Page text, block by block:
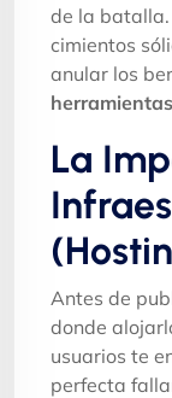
de la
cimientos
anular los
La
Antes de
donde
usuarios te
perfecta